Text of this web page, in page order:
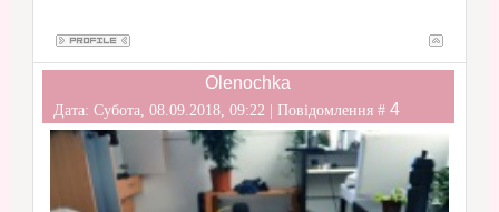
Olenochka
Дата: Субота, 08.09.2018, 09:22 | Повідомлення # 4